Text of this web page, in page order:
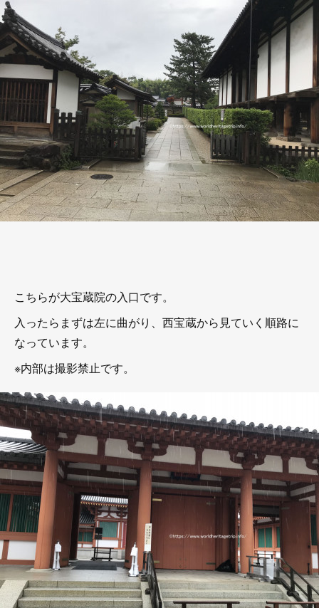
こちらが大宝蔵院の入口です。
入ったらまずは左に曲がり、西宝蔵から見ていく順路に
なっています。
※内部は撮影禁止です。